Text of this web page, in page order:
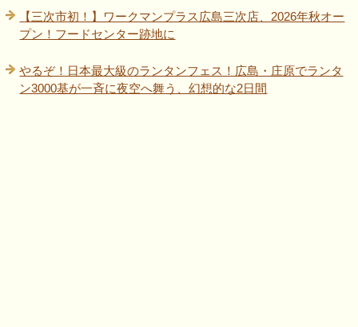
【三次市初！】ワークマンプラス広島三次店、2026年秋オー
プン！フードセンター跡地に
やるぞ！日本最大級のランタンフェス！広島・庄原でランタ
ン3000基が一斉に夜空へ舞う、幻想的な2日間